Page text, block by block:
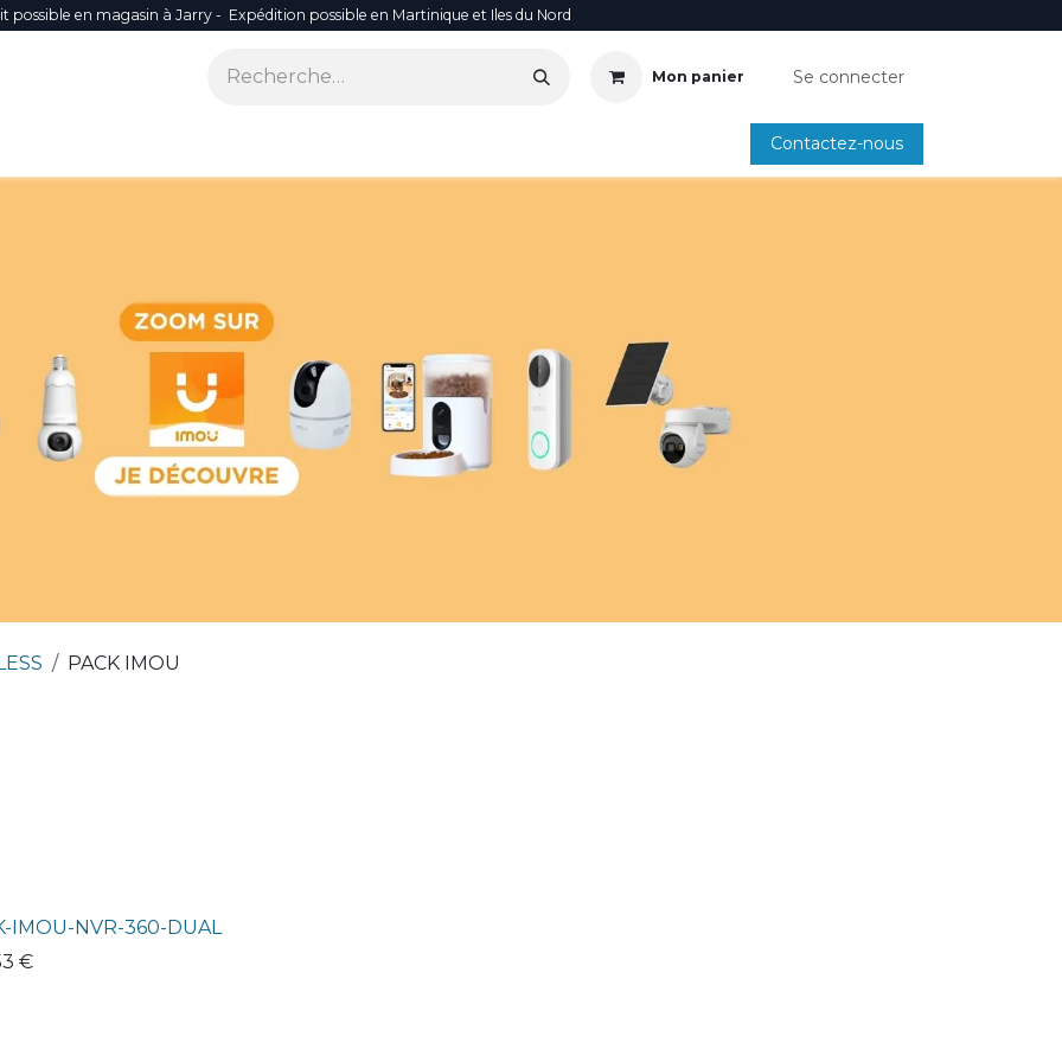
possible en magasin à Jarry - Expédition possible en Martinique et Iles du Nord
Mon panier Se connecter
ANNUAIRE INSTALLATEURS SMARTPHONE
Contactez-nous
PACK IMOU
IMOU-NVR-360-DUAL
€